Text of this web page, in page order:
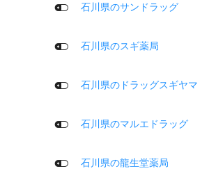
石川県のサンドラッグ
石川県のスギ薬局
石川県のドラッグスギヤマ
石川県のマルエドラッグ
石川県の龍生堂薬局